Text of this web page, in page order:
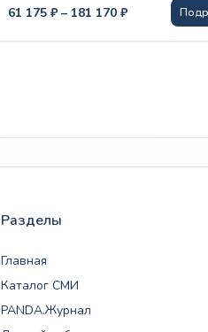
61 175 ₽ – 181 170 ₽Диапазон
61
Разделы
Главная
Каталог СМИ
PANDA.Журнал